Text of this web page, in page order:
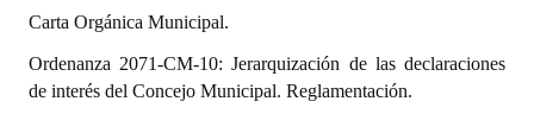
Organigrama
Carta Orgánica Municipal.
Ordenanza 2071-CM-10: Jerarquización de las declaraciones
de interés del Concejo Municipal. Reglamentación.